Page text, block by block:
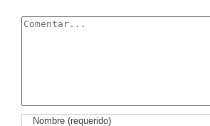
Comentar